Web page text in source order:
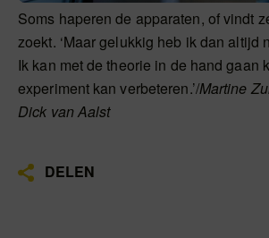
Soms haperen de apparaten, of vindt
zoekt. ‘Maar gelukkig heb ik dan altijd
Ik kan met de theorie in de hand gaan
experiment kan verbeteren.’/Martine
Dick van Aalst
DELEN